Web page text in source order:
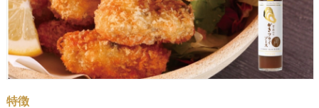
特徴